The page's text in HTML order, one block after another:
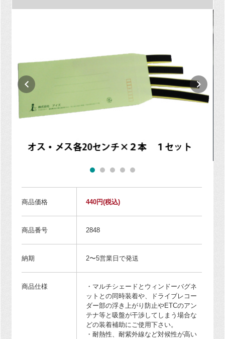
商品価格 440円(税込)
商品番号 2848
納期 2〜5営業日で発送
商品仕様
・マルチシェードとウィンドーバグネ
ットとの同時装着や、ドライブレコー
ダー部の浮き上がり防止やETCのアン
テナ等と吸盤が干渉してしまう場合な
どの装着補助にご使用下さい。
・耐熱性、耐紫外線など対候性が高い